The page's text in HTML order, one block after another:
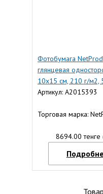
Фотобумага
глянцевая
10x15 см, 210 г/м2,
Артикул: A2015393
Торговая марка:
8694.00 тенге